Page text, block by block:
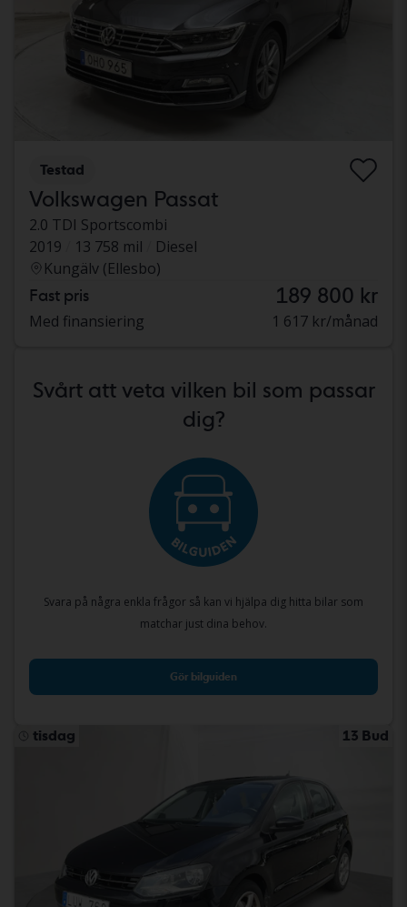
Testad
Volkswagen Passat
2.0 TDI Sportscombi
2019
13 758 mil
Diesel
Kungälv (Ellesbo)
Fast pris 189 800 kr
Med finansiering 1 617 kr/månad
Svårt att veta vilken bil som passar
dig?
Svara på några enkla frågor så kan vi hjälpa dig hitta bilar som
matchar just dina behov.
Gör bilguiden
tisdag 13 Bud